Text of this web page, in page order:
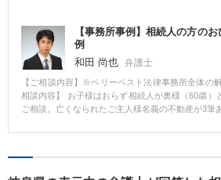
父からは『兄の生活費を一部負担してやっている
弁護士に相談してくれました。 Aさんの相談に対
別受益と寄与分が問題になりそうですね」と問題
は、相続人が、亡くなった被相続人から特別な生
ときの利益をいいます。特別受益があるときは、
相続分の中から遺贈や贈与された分を控除した残
ます。」 「寄与分とは、共同相続人の中に、被相
して、被相続人の財産の維持や増加に特別の貢献
財産とみなします。そして、寄与分がある者の相
い、成年後見人が選ばれた後に遺産分割調停を行
ることができました。 【先生のコメント】 相続
いことや相続人が高齢で認知症であることはよく
場合は遺産分割を行うために時間がかかるため早
頼した方が良いでしょう。 特に建物がある場合は
建物が劣化し価値が下がることや管理を続ける義
ので注意が必要です。
【事務所事例】相続人の方の
例
和田 尚也 弁護士
【ご相談内容】※ベリーベスト法律事務所全体の
相談内容】 お子様はおらず相続人が奥様（60歳）
ご相談。亡くなられたご主人様名義の不動産が3筆
分でできるということで、知り合いの税理士だけ
その司法書士がお父様にお会いして言った言葉